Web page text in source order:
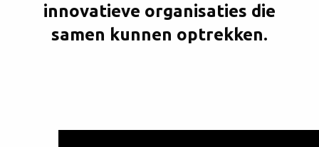
innovatieve organisaties die
samen kunnen optrekken.